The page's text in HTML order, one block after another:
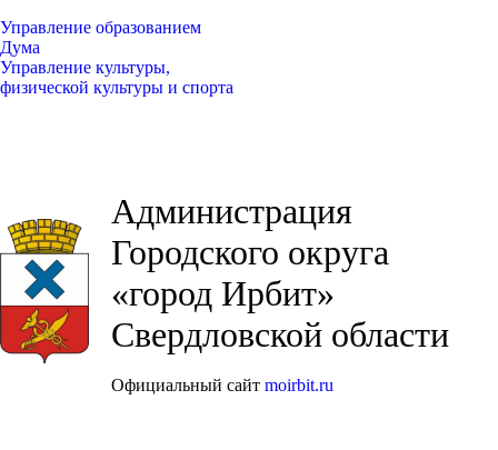
Управление образованием
Дума
Управление культуры,
физической культуры и спорта
Администрация
Городского округа
«город Ирбит»
Свердловской области
Официальный сайт moirbit.ru